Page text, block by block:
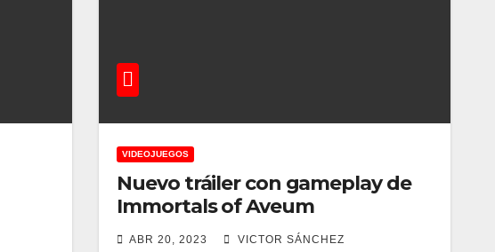
VIDEOJUEGOS
Nuevo tráiler con gameplay de
Immortals of Aveum
ABR 20, 2023 VICTOR SÁNCHEZ